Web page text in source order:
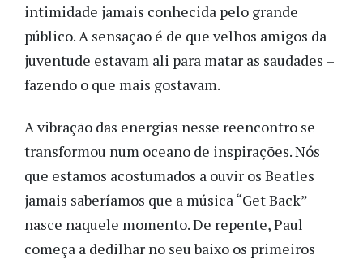
intimidade jamais conhecida pelo grande
público. A sensação é de que velhos amigos da
juventude estavam ali para matar as saudades –
fazendo o que mais gostavam.
A vibração das energias nesse reencontro se
transformou num oceano de inspirações. Nós
que estamos acostumados a ouvir os Beatles
jamais saberíamos que a música “Get Back”
nasce naquele momento. De repente, Paul
começa a dedilhar no seu baixo os primeiros